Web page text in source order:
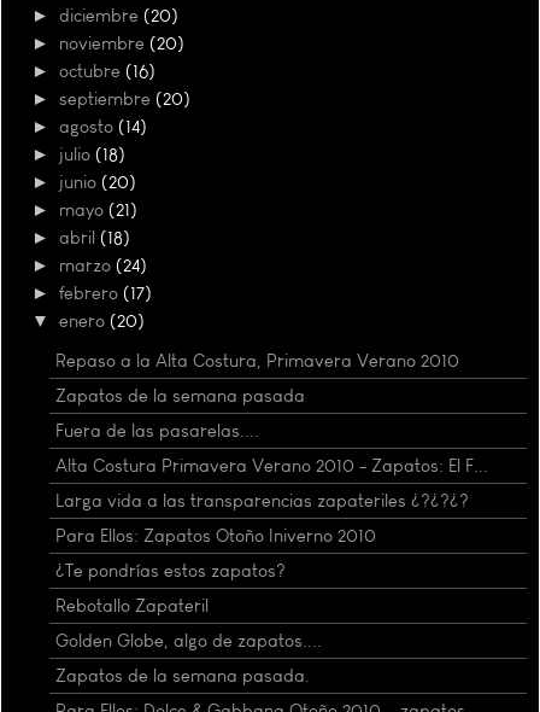
► diciembre (20)
► noviembre (20)
► octubre (16)
► septiembre (20)
► agosto (14)
► julio (18)
► junio (20)
► mayo (21)
► abril (18)
► marzo (24)
► febrero (17)
▼ enero (20)
Repaso a la Alta Costura, Primavera Verano 2010
Zapatos de la semana pasada
Fuera de las pasarelas....
Alta Costura Primavera Verano 2010 - Zapatos: El F...
Larga vida a las transparencias zapateriles ¿?¿?¿?
Para Ellos: Zapatos Otoño Iniverno 2010
¿Te pondrías estos zapatos?
Rebotallo Zapateril
Golden Globe, algo de zapatos....
Zapatos de la semana pasada.